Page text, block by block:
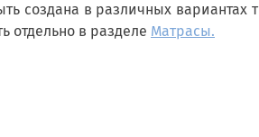
создана в различных вариантах
отдельно в разделе Матрасы.